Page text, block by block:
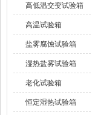
高低温交变试验箱
高温试验箱
盐雾腐蚀试验箱
湿热盐雾试验箱
老化试验箱
恒定湿热试验箱